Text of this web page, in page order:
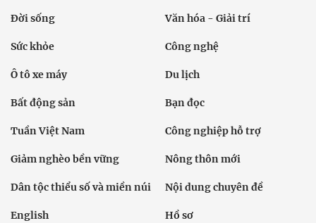
Đời sống Văn hóa - Giải trí
Sức khỏe Công nghệ
Ô tô xe máy Du lịch
Bất động sản Bạn đọc
Tuần Việt Nam Công nghiệp hỗ trợ
Giảm nghèo bền vững Nông thôn mới
Dân tộc thiểu số và miền núi Nội dung chuyên đề
English Hồ sơ